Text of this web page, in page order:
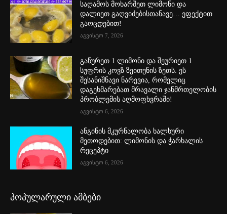
საღამოს მოხარშეთ ლიმონი და
დალიეთ გაღვიძებისთანავე… ეფექტით
გაოცდებით!
აგვისტო 7, 2026
გაწურეთ 1 ლიმონი და შეურიეთ 1
სუფრის კოვზ ზეითუნის ზეთს. ეს
შესანიშნავი ნარევია, რომელიც
დაგეხმარებათ მრავალი ჯანმრთელობის
პრობლემის აღმოფხვრაში!
აგვისტო 6, 2026
ანგინის მკურნალობა ხალხური
მეთოდებით: ლიმონის და ჭარხალის
რეცეპტი
აგვისტო 6, 2026
პოპულარული ამბები